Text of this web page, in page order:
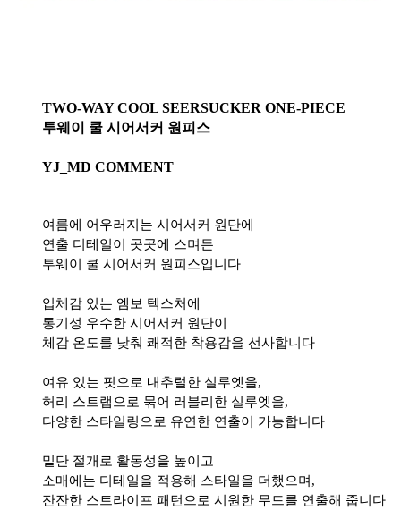
TWO-WAY COOL SEERSUCKER ONE-PIECE
투웨이 쿨 시어서커 원피스
YJ_MD COMMENT
여름에 어우러지는 시어서커 원단에
연출 디테일이 곳곳에 스며든
투웨이 쿨 시어서커 원피스입니다
입체감 있는 엠보 텍스처에
통기성 우수한 시어서커 원단이
체감 온도를 낮춰 쾌적한 착용감을 선사합니다
여유 있는 핏으로 내추럴한 실루엣을,
허리 스트랩으로 묶어 러블리한 실루엣을,
다양한 스타일링으로 유연한 연출이 가능합니다
밑단 절개로 활동성을 높이고
소매에는 디테일을 적용해 스타일을 더했으며,
잔잔한 스트라이프 패턴으로 시원한 무드를 연출해 줍니다